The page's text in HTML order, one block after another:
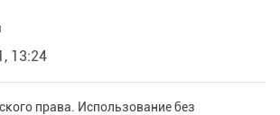
13:24
права. Использование без